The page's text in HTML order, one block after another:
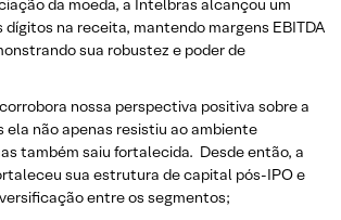
da moeda, a Intelbras alcançou um
dígitos na receita, mantendo margens EBITDA
sua robustez e poder de
nossa perspectiva positiva sobre a
ela não apenas resistiu ao ambiente
também saiu fortalecida. Desde então, a
sua estrutura de capital pós-IPO e
entre os segmentos;